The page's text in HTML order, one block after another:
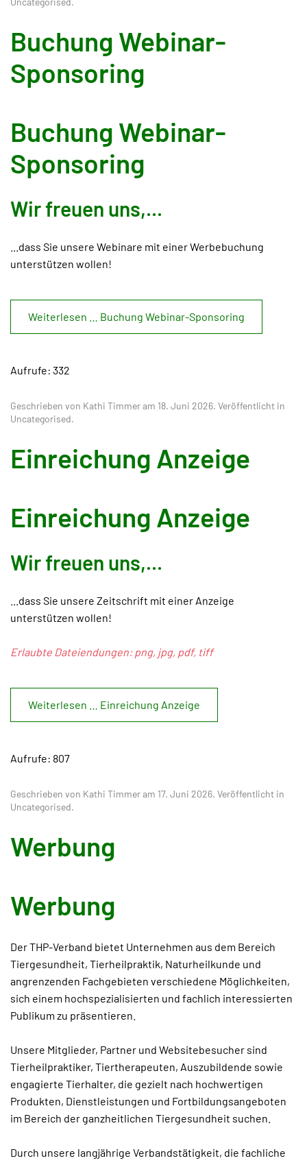
Buchung Webinar-
Sponsoring
Buchung Webinar-
Sponsoring
Wir freuen uns,...
...dass Sie unsere Webinare mit einer Werbebuchung
unterstützen wollen!
Weiterlesen … Buchung Webinar-Sponsoring
Aufrufe: 332
Geschrieben von Kathi Timmer am 18. Juni 2026. Veröffentlicht in
Uncategorised.
Einreichung Anzeige
Einreichung Anzeige
Wir freuen uns,...
...dass Sie unsere Zeitschrift mit einer Anzeige
unterstützen wollen!
Erlaubte Dateiendungen: png, jpg, pdf, tiff
Weiterlesen … Einreichung Anzeige
Aufrufe: 807
Geschrieben von Kathi Timmer am 17. Juni 2026. Veröffentlicht in
Uncategorised.
Werbung
Werbung
Der THP-Verband bietet Unternehmen aus dem Bereich
Tiergesundheit, Tierheilpraktik, Naturheilkunde und
angrenzenden Fachgebieten verschiedene Möglichkeiten,
sich einem hochspezialisierten und fachlich interessierten
Publikum zu präsentieren.
Unsere Mitglieder, Partner und Websitebesucher sind
Tierheilpraktiker, Tiertherapeuten, Auszubildende sowie
engagierte Tierhalter, die gezielt nach hochwertigen
Produkten, Dienstleistungen und Fortbildungsangeboten
im Bereich der ganzheitlichen Tiergesundheit suchen.
Durch unsere langjährige Verbandstätigkeit, die fachliche